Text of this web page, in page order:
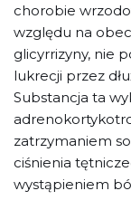
chorobie
względu na
glicyrrizyny, nie
lukrecji przez
Substancja ta
zatrzymaniem
ciśnienia
wystąpieniem